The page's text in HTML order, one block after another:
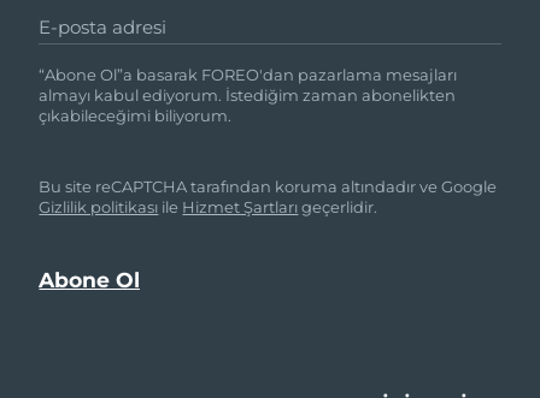
E-posta adresi
“Abone Ol”a basarak FOREO'dan pazarlama mesajları
almayı kabul ediyorum. İstediğim zaman abonelikten
çıkabileceğimi biliyorum.
Bu site reCAPTCHA tarafından koruma altındadır ve Google
Gizlilik politikası ile Hizmet Şartlarıgeçerlidir.